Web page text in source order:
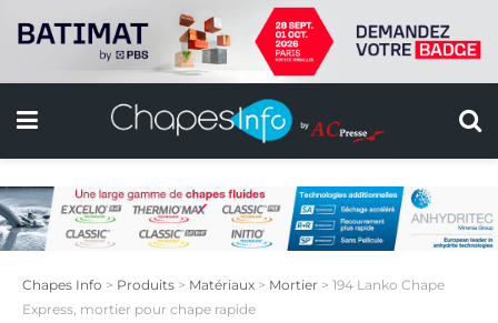
Chapes Info > Produits > Matériaux > Mortier > 194 Lanko Chape
Express, mortier pour chape rapide